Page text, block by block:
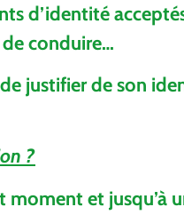
d’identité
conduire…
justifier de son
?
et jusqu’à